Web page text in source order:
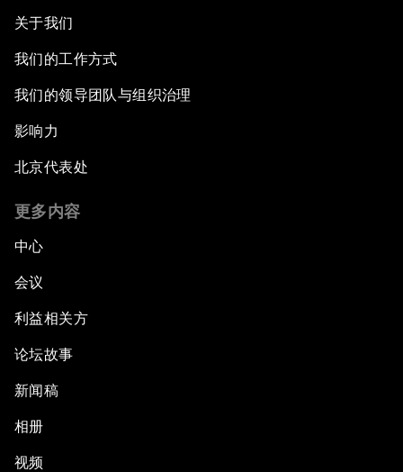
关于我们
我们的工作方式
我们的领导团队与组织治理
影响力
北京代表处
更多内容
中心
会议
利益相关方
论坛故事
新闻稿
相册
视频